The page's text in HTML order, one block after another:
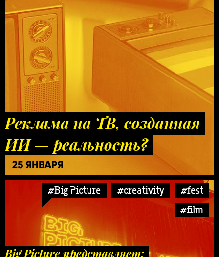
Реклама на ТВ, созданная
ИИ — реальность?
25 ЯНВАРЯ
#Big Picture #creativity
#fest
#film
Big Picture представляет: